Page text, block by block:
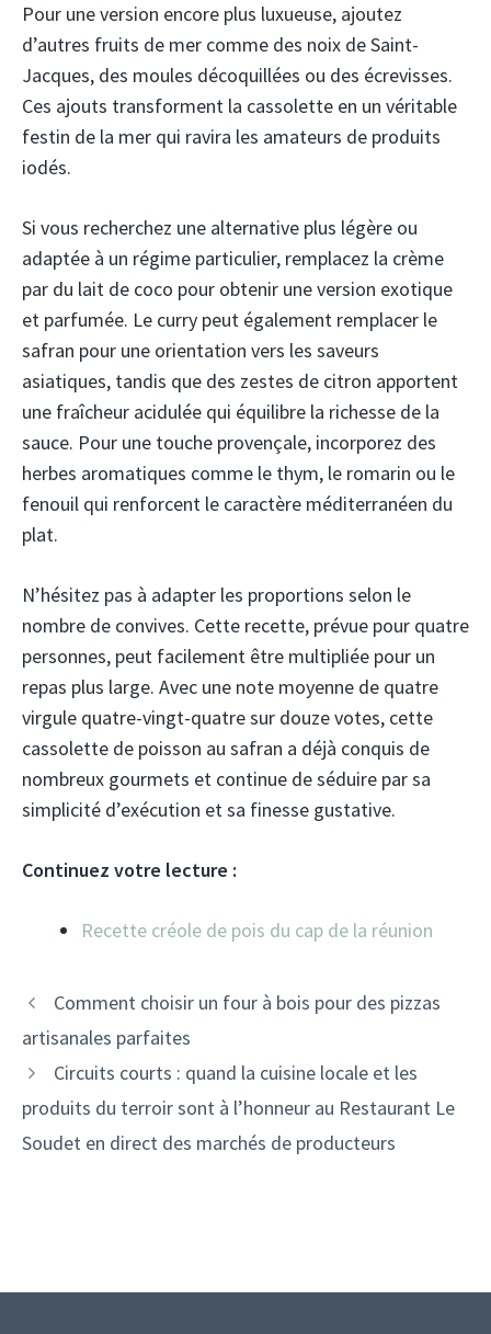
Pour une version encore plus luxueuse, ajoutez
d’autres fruits de mer comme des noix de Saint-
Jacques, des moules décoquillées ou des écrevisses.
Ces ajouts transforment la cassolette en un véritable
festin de la mer qui ravira les amateurs de produits
iodés.
Si vous recherchez une alternative plus légère ou
adaptée à un régime particulier, remplacez la crème
par du lait de coco pour obtenir une version exotique
et parfumée. Le curry peut également remplacer le
safran pour une orientation vers les saveurs
asiatiques, tandis que des zestes de citron apportent
une fraîcheur acidulée qui équilibre la richesse de la
sauce. Pour une touche provençale, incorporez des
herbes aromatiques comme le thym, le romarin ou le
fenouil qui renforcent le caractère méditerranéen du
plat.
N’hésitez pas à adapter les proportions selon le
nombre de convives. Cette recette, prévue pour quatre
personnes, peut facilement être multipliée pour un
repas plus large. Avec une note moyenne de quatre
virgule quatre-vingt-quatre sur douze votes, cette
cassolette de poisson au safran a déjà conquis de
nombreux gourmets et continue de séduire par sa
simplicité d’exécution et sa finesse gustative.
Continuez votre lecture :
Recette créole de pois du cap de la réunion
Comment choisir un four à bois pour des pizzas
artisanales parfaites
Circuits courts : quand la cuisine locale et les
produits du terroir sont à l’honneur au Restaurant Le
Soudet en direct des marchés de producteurs